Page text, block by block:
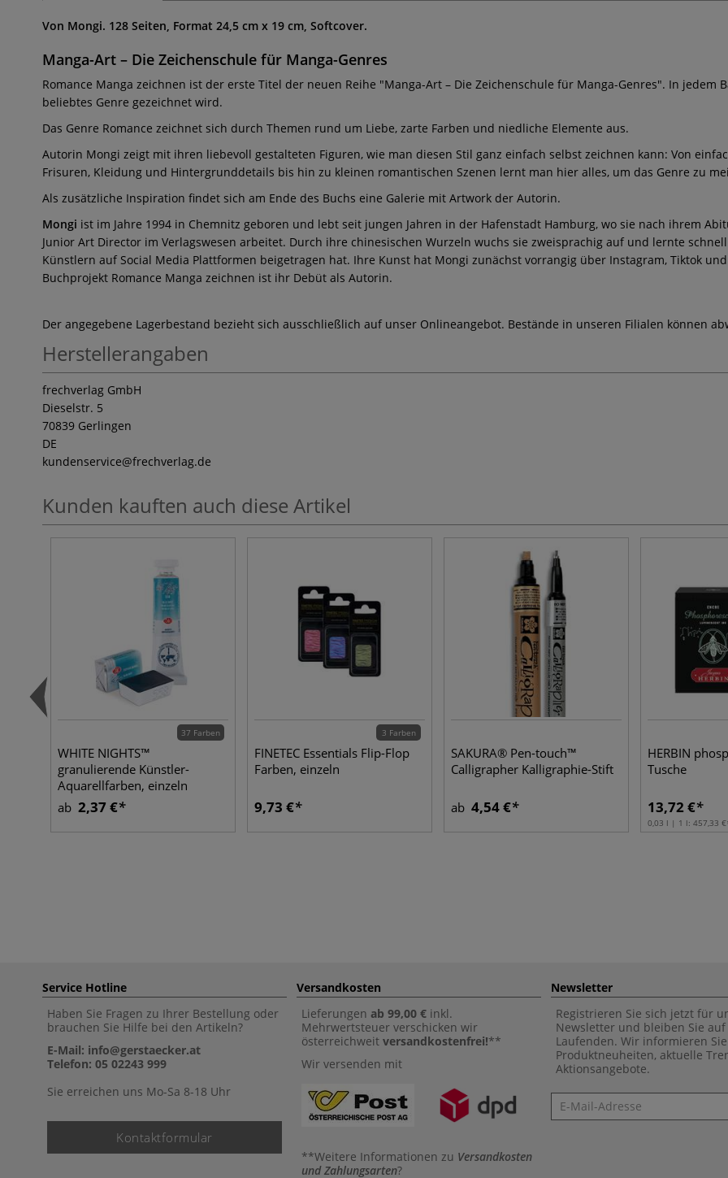
Von Mongi. 128 Seiten, Format 24,5 cm x 19 cm, Softcover.
Manga-Art – Die Zeichenschule für Manga-Genres
Romance Manga zeichnen ist der erste Titel der neuen Reihe "Manga-Art – Die Zeichenschule für Manga-Genres". In jedem
beliebtes Genre gezeichnet wird.
Das Genre Romance zeichnet sich durch Themen rund um Liebe, zarte Farben und niedliche Elemente aus.
Autorin Mongi zeigt mit ihren liebevoll gestalteten Figuren, wie man diesen Stil ganz einfach selbst zeichnen kann: Von
Frisuren, Kleidung und Hintergrunddetails bis hin zu kleinen romantischen Szenen lernt man hier alles, um das Genre zu
Als zusätzliche Inspiration findet sich am Ende des Buchs eine Galerie mit Artwork der Autorin.
Mongi ist im Jahre 1994 in Chemnitz geboren und lebt seit jungen Jahren in der Hafenstadt Hamburg, wo sie nach ihrem
Junior Art Director im Verlagswesen arbeitet. Durch ihre chinesischen Wurzeln wuchs sie zweisprachig auf und lernte
Künstlern auf Social Media Plattformen beigetragen hat. Ihre Kunst hat Mongi zunächst vorrangig über Instagram, Tiktok
Buchprojekt Romance Manga zeichnen ist ihr Debüt als Autorin.
Der angegebene Lagerbestand bezieht sich ausschließlich auf unser Onlineangebot. Bestände in unseren Filialen können
Herstellerangaben
frechverlag GmbH
Dieselstr. 5
70839 Gerlingen
DE
kundenservice@frechverlag.de
Kunden kauften auch diese Artikel
37 Farben
WHITE NIGHTS™
granulierende Künstler-
Aquarellfarben, einzeln
ab 2,37 €
3 Farben
FINETEC Essentials Flip-Flop
Farben, einzeln
9,73 €
SAKURA® Pen-touch™
Calligrapher Kalligraphie-Stift
ab 4,54 €
HERBIN
Tusche
13,72 €
0,03 l | 1 l: 457,33 €
Service Hotline
Haben Sie Fragen zu Ihrer Bestellung oder
brauchen Sie Hilfe bei den Artikeln?
E-Mail: info@gerstaecker.at
Telefon: 05 02243 999
Sie erreichen uns Mo-Sa 8-18 Uhr
Kontaktformular
Versandkosten
Lieferungen ab 99,00 € inkl.
Mehrwertsteuer verschicken wir
österreichweit versandkostenfrei!**
Wir versenden mit
**Weitere Informationen zu Versandkosten
und Zahlungsarten?
Newsletter
Registrieren Sie sich jetzt für
Newsletter und bleiben Sie auf
Laufenden. Wir informieren
Produktneuheiten, aktuelle
Aktionsangebote.
Newsletter